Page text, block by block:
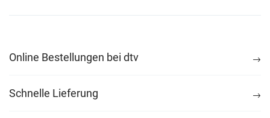
Online Bestellungen bei dtv
Schnelle Lieferung